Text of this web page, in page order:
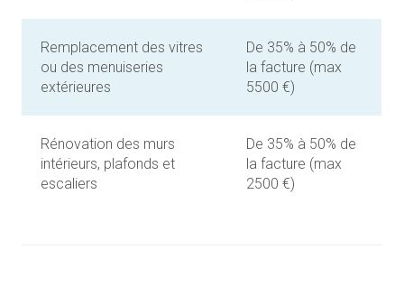
Remplacement des vitres
ou des menuiseries
extérieures
De 35% à 50% de
la facture (max
5500 €)
Rénovation des murs
intérieurs, plafonds et
escaliers
De 35% à 50% de
la facture (max
2500 €)